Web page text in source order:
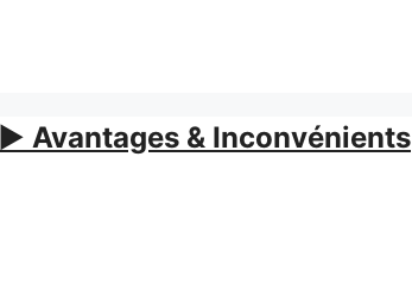
Avantages & Inconvénients